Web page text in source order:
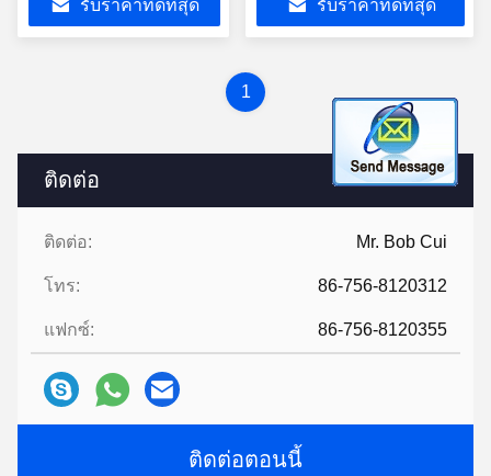
ติดต่อ
ติดต่อ: Mr. Bob Cui
โทร: 86-756-8120312
แฟกซ์: 86-756-8120355
ติดต่อตอนนี้
มัลติมีเดียรถยนต์ Android
รับราคาที่ดีที่สุด
Android รับราคาที่ดีที่สุด
1